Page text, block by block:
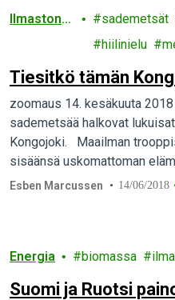
elinkeinoihin.
Ilmastonm
sademetsät
hiilinielu
Tiesitkö tämän
zoomaus 14. kesäkuuta
sademetsää halkovat
Kongojoki. Maailman
sisäänsä uskomattoman
suojaa sadoille miljoonille…
Esben Marcussen 14/06/2018
Energia biomassa
Suomi ja Ruotsi